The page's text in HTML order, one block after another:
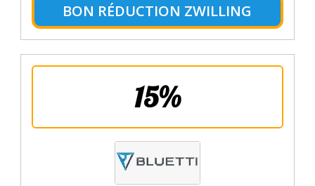
BON RÉDUCTION ZWILLING
15%